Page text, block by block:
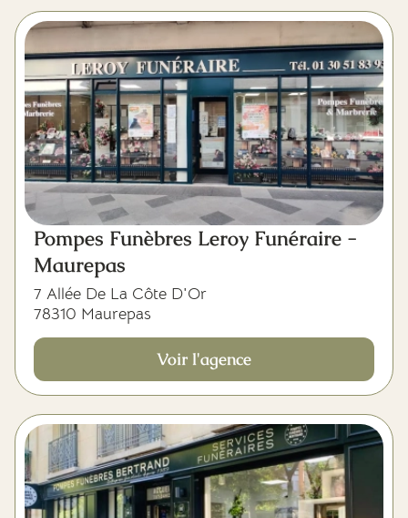
Pompes Funèbres Leroy Funéraire -
Maurepas
7 Allée De La Côte D'Or
78310 Maurepas
Voir l'agence